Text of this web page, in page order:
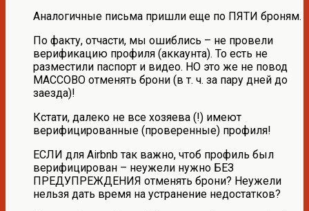
Аналогичные письма пришли еще по ПЯТИ броням.
По факту, отчасти, мы ошиблись – не провели
верификацию профиля (аккаунта). То есть не
разместили паспорт и видео. НО это же не повод
МАССОВО отменять брони (в т. ч. за пару дней до
заезда)!
Кстати, далеко не все хозяева (!) имеют
верифицированные (проверенные) профиля!
ЕСЛИ для Airbnb так важно, чтоб профиль был
верифицирован – неужели нужно БЕЗ
ПРЕДУПРЕЖДЕНИЯ отменять брони? Неужели
нельзя дать время на устранение недостатков?